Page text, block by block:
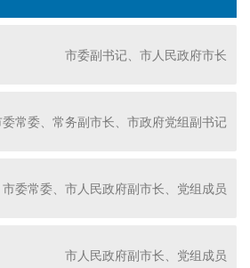
市委副书记、市人民政府市长
委常委、常务副市长、市政府党组副书记
市委常委、市人民政府副市长、党组成员
市人民政府副市长、党组成员